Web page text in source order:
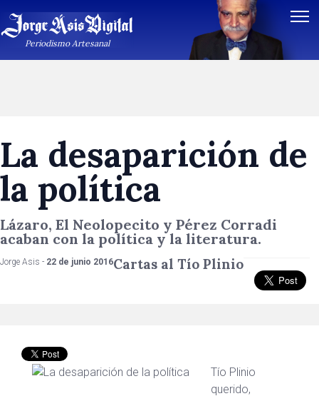
Periodismo Artesanal
La desaparición de
la política
Lázaro, El Neolopecito y Pérez Corradi
acaban con la política y la literatura.
Jorge Asis - 22 de junio 2016Cartas al Tío Plinio
Tío Plinio
querido,